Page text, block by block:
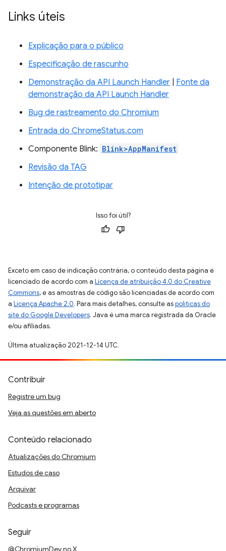
Links úteis
Explicação para o público
Especificação de rascunho
Demonstração da API Launch Handler
Fonte da
demonstração da API Launch Handler
Bug de rastreamento do Chromium
Entrada do ChromeStatus.com
Componente Blink: Blink>AppManifest
Revisão da TAG
Intenção de prototipar
Isso foi útil?
Exceto em caso de indicação contrária, o conteúdo desta página é
licenciado de acordo com a Licença de atribuição 4.0 do Creative
Commons, e as amostras de código são licenciadas de acordo com
a Licença Apache 2.0. Para mais detalhes, consulte aspolíticas do
site do Google Developers. Java é uma marca registrada da Oracle
e/ou afiliadas.
Última atualização 2021-12-14 UTC.
Contribuir
Registre um bug
Veja as questões em aberto
Conteúdo relacionado
Atualizações do Chromium
Estudos de caso
Arquivar
Podcasts e programas
Seguir
@ChromiumDev no X